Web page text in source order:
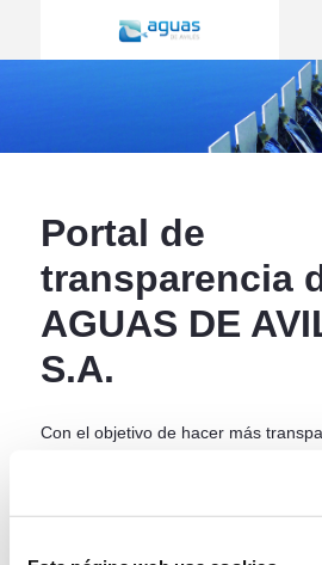
Inicio - Aguas de Avilés
Portal de
transparencia
AGUAS DE
S.A.
Con el objetivo de hacer más
del cual la ciudadanía podrá obtener